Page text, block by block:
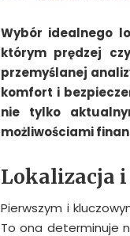
Wybór idealnego
którym prędzej
przemyślanej
komfort i
nie tylko
możliwościami
Lokalizacja
Pierwszym i
To ona determinuje